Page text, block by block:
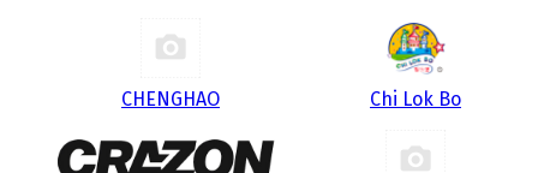
CHENGHAO Chi Lok Bo